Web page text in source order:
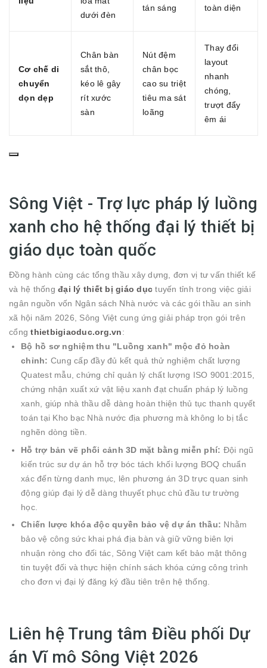
dưới đèn
tán sáng
toàn diện
Cơ chế di
chuyển
dọn dẹp
Chân bàn
sắt thô,
kéo lê gây
rít xước
sàn
Nút đệm
chân bọc
cao su triệt
tiêu ma sát
loãng
Thay đổi
layout
nhanh
chóng,
trượt đẩy
êm ái
Sông Việt - Trợ lực pháp lý luồng
xanh cho hệ thống đại lý thiết bị
giáo dục toàn quốc
Đồng hành cùng các tổng thầu xây dựng, đơn vị tư vấn thiết kế
và hệ thống đại lý thiết bị giáo dục tuyến tỉnh trong việc giải
ngân nguồn vốn Ngân sách Nhà nước và các gói thầu an sinh
xã hội năm 2026, Sông Việt cung ứng giải pháp trọn gói trên
cổngthietbigiaoduc.org.vn:
Bộ hồ sơ nghiệm thu "Luồng xanh" mộc đỏ hoàn
chỉnh: Cung cấp đầy đủ kết quả thử nghiệm chất lượng
Quatest mẫu, chứng chỉ quản lý chất lượng ISO 9001:2015,
chứng nhận xuất xứ vật liệu xanh đạt chuẩn pháp lý luồng
xanh, giúp nhà thầu dễ dàng hoàn thiện thủ tục thanh quyết
toán tại Kho bạc Nhà nước địa phương mà không lo bị tắc
nghẽn dòng tiền.
Hỗ trợ bản vẽ phối cảnh 3D mặt bằng miễn phí: Đội ngũ
kiến trúc sư dự án hỗ trợ bóc tách khối lượng BOQ chuẩn
xác đến từng danh mục, lên phương án 3D trực quan sinh
động giúp đại lý dễ dàng thuyết phục chủ đầu tư trường
học.
Chiến lược khóa độc quyền bảo vệ dự án thầu: Nhằm
bảo vệ công sức khai phá địa bàn và giữ vững biên lợi
nhuận ròng cho đối tác, Sông Việt cam kết bảo mật thông
tin tuyệt đối và thực hiện chính sách khóa cứng công trình
cho đơn vị đại lý đăng ký đầu tiên trên hệ thống.
Liên hệ Trung tâm Điều phối Dự
án Vĩ mô Sông Việt 2026